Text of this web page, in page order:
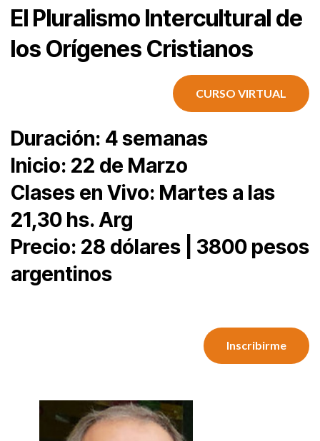
El Pluralismo Intercultural de
los Orígenes Cristianos
CURSO VIRTUAL
Duración: 4 semanas
Inicio: 22 de Marzo
Clases en Vivo: Martes a las
21,30 hs. Arg
Precio: 28 dólares | 3800 pesos
argentinos
Inscribirme